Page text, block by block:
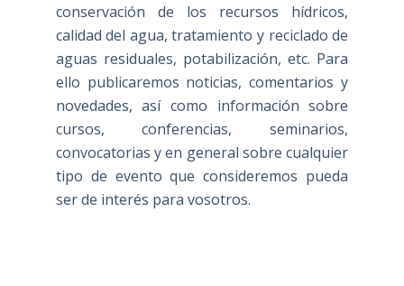
conservación de los recursos hídricos,
calidad del agua, tratamiento y reciclado de
aguas residuales, potabilización, etc. Para
ello publicaremos noticias, comentarios y
novedades, así como información sobre
cursos, conferencias, seminarios,
convocatorias y en general sobre cualquier
tipo de evento que consideremos pueda
ser de interés para vosotros.